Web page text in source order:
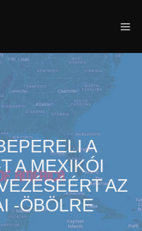
A
A MEXIKÓI
AZ
-ÖBÖLRE